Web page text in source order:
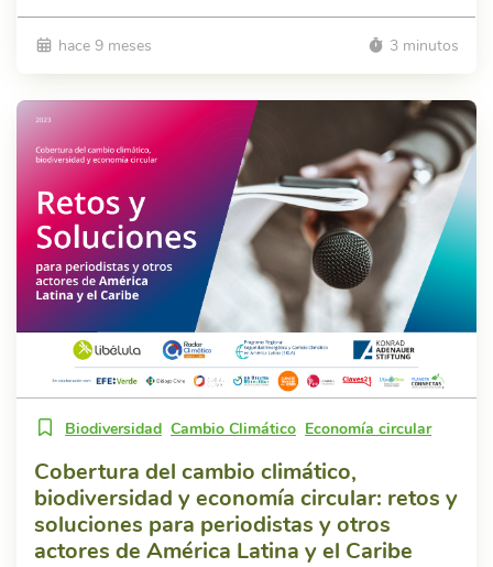
hace 9 meses 3 minutos
Biodiversidad Cambio Climático Economía circular
Cobertura del cambio climático,
biodiversidad y economía circular: retos y
soluciones para periodistas y otros
actores de América Latina y el Caribe